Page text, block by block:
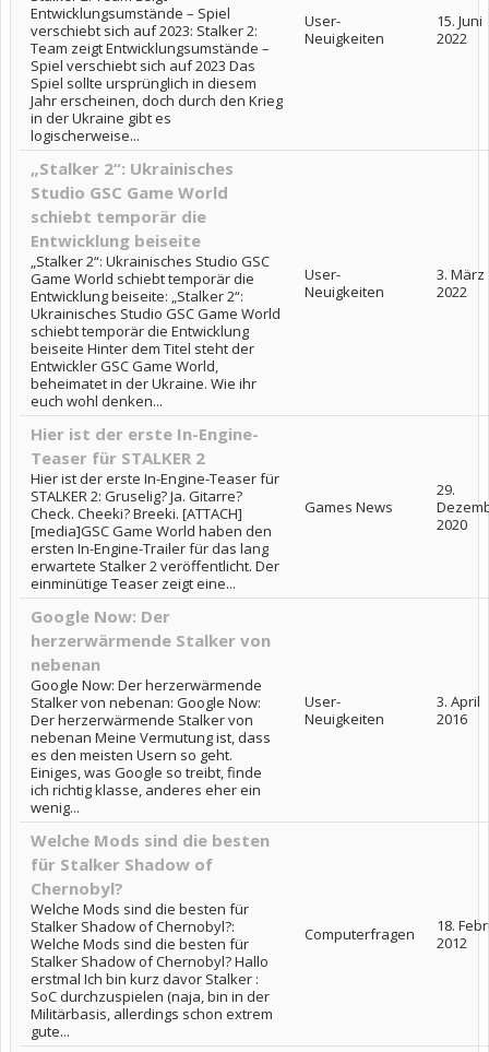
Entwicklungsumstände – Spiel
verschiebt sich auf 2023: Stalker 2:
Team zeigt Entwicklungsumstände –
Spiel verschiebt sich auf 2023 Das
Spiel sollte ursprünglich in diesem
Jahr erscheinen, doch durch den Krieg
in der Ukraine gibt es
logischerweise...
User-
Neuigkeiten
15. Juni
2022
„Stalker 2“: Ukrainisches
Studio GSC Game World
schiebt temporär die
Entwicklung beiseite
„Stalker 2“: Ukrainisches Studio GSC
Game World schiebt temporär die
Entwicklung beiseite: „Stalker 2“:
Ukrainisches Studio GSC Game World
schiebt temporär die Entwicklung
beiseite Hinter dem Titel steht der
Entwickler GSC Game World,
beheimatet in der Ukraine. Wie ihr
euch wohl denken...
User-
Neuigkeiten
3. März
2022
Hier ist der erste In-Engine-
Teaser für STALKER 2
Hier ist der erste In-Engine-Teaser für
STALKER 2: Gruselig? Ja. Gitarre?
Check. Cheeki? Breeki. [ATTACH]
[media]GSC Game World haben den
ersten In-Engine-Trailer für das lang
erwartete Stalker 2 veröffentlicht. Der
einminütige Teaser zeigt eine...
Games News
29.
2020
Google Now: Der
herzerwärmende Stalker von
nebenan
Google Now: Der herzerwärmende
Stalker von nebenan: Google Now:
Der herzerwärmende Stalker von
nebenan Meine Vermutung ist, dass
es den meisten Usern so geht.
Einiges, was Google so treibt, finde
ich richtig klasse, anderes eher ein
wenig...
User-
Neuigkeiten
3. April
2016
Welche Mods sind die besten
für Stalker Shadow of
Chernobyl?
Welche Mods sind die besten für
Stalker Shadow of Chernobyl?:
Welche Mods sind die besten für
Stalker Shadow of Chernobyl? Hallo
erstmal Ich bin kurz davor Stalker :
SoC durchzuspielen (naja, bin in der
Militärbasis, allerdings schon extrem
gute...
Computerfragen
18.
2012